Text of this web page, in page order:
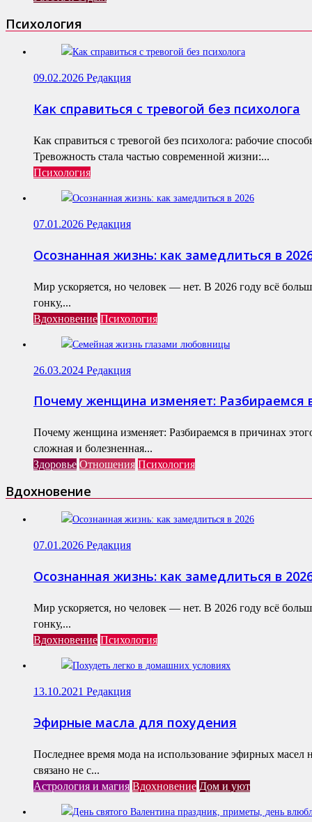
Психология
09.02.2026 Редакция
Как справиться с тревогой без психолога
Как справиться с тревогой без психолога: рабочие
Тревожность стала частью современной жизни:...
Психология
07.01.2026 Редакция
Осознанная жизнь: как замедлиться в
Мир ускоряется, но человек — нет. В 2026 году всё
гонку,...
Вдохновение Психология
26.03.2024 Редакция
Почему женщина изменяет: Разбираемся
Почему женщина изменяет: Разбираемся в причинах
сложная и болезненная...
Здоровье Отношения Психология
Вдохновение
07.01.2026 Редакция
Осознанная жизнь: как замедлиться в
Мир ускоряется, но человек — нет. В 2026 году всё
гонку,...
Вдохновение Психология
13.10.2021 Редакция
Эфирные масла для похудения
Последнее время мода на использование эфирных масел
связано не с...
Астрология и магия Вдохновение Дом и уют